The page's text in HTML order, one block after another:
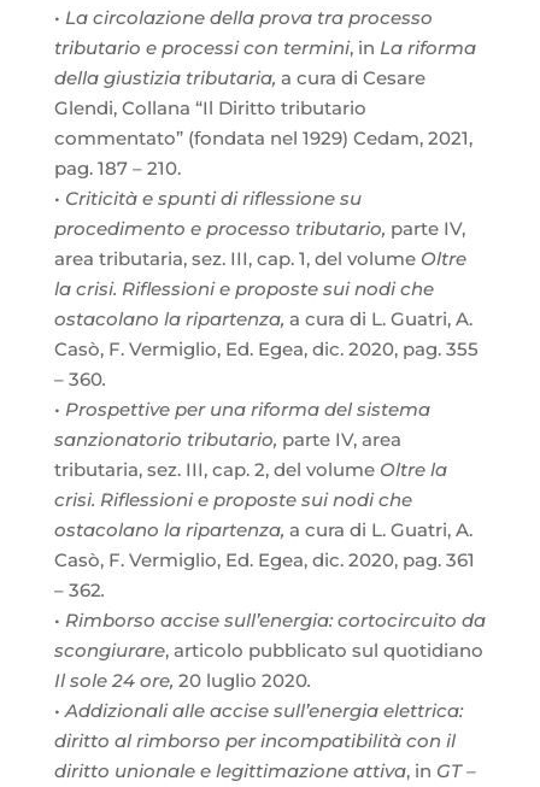
• La circolazione della prova tra processo
tributario e processi con termini, in La riforma
della giustizia tributaria, a cura di Cesare
Glendi, Collana “Il Diritto tributario
commentato” (fondata nel 1929) Cedam, 2021,
pag. 187 – 210.
• Criticità e spunti di riflessione su
procedimento e processo tributario, parte IV,
area tributaria, sez. III, cap. 1, del volume Oltre
la crisi. Riflessioni e proposte sui nodi che
ostacolano la ripartenza, a cura di L. Guatri, A.
Casò, F. Vermiglio, Ed. Egea, dic. 2020, pag. 355
– 360.
• Prospettive per una riforma del sistema
sanzionatorio tributario, parte IV, area
tributaria, sez. III, cap. 2, del volume Oltre la
crisi. Riflessioni e proposte sui nodi che
ostacolano la ripartenza, a cura di L. Guatri, A.
Casò, F. Vermiglio, Ed. Egea, dic. 2020, pag. 361
– 362.
• Rimborso accise sull’energia: cortocircuito da
scongiurare, articolo pubblicato sul quotidiano
Il sole 24 ore, 20 luglio 2020.
• Addizionali alle accise sull’energia elettrica:
diritto al rimborso per incompatibilità con il
diritto unionale e legittimazione attiva, in GT –